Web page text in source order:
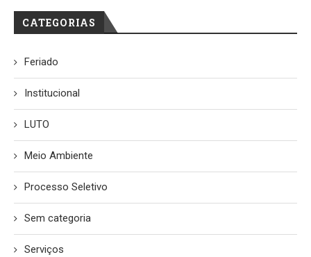
CATEGORIAS
Feriado
Institucional
LUTO
Meio Ambiente
Processo Seletivo
Sem categoria
Serviços